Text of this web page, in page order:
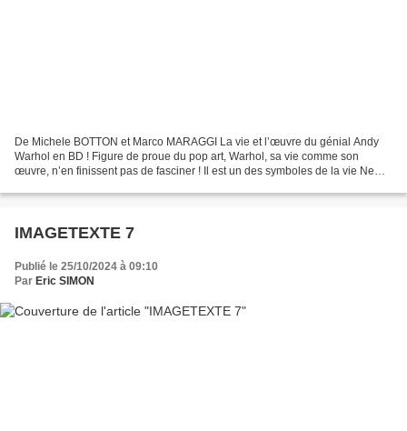
De Michele BOTTON et Marco MARAGGI La vie et l’œuvre du génial Andy
Warhol en BD ! Figure de proue du pop art, Warhol, sa vie comme son
œuvre, n’en finissent pas de fasciner ! Il est un des symboles de la vie New
IMAGETEXTE 7
Publié le 25/10/2024 à 09:10
Par Eric SIMON